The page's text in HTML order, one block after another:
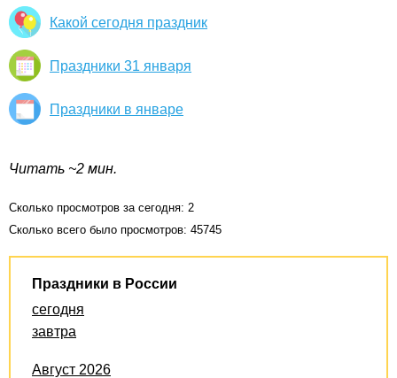
Какой сегодня праздник
Праздники 31 января
Праздники в январе
Читать ~2 мин.
Сколько просмотров за сегодня: 2
Сколько всего было просмотров: 45745
Праздники в России
сегодня
завтра
Август 2026